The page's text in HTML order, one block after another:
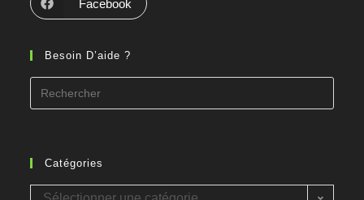
Facebook
Besoin D’aide ?
Catégories